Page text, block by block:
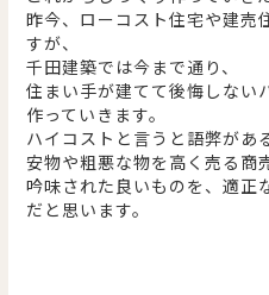
昨今、ローコスト住宅や建売
すが、
千田建築では今まで通り、
住まい手が建てて後悔しない
作っていきます。
ハイコストと言うと語弊があ
安物や粗悪な物を高く売る商
吟味された良いものを、適正
だと思います。